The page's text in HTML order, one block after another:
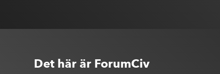
Det här är ForumCiv